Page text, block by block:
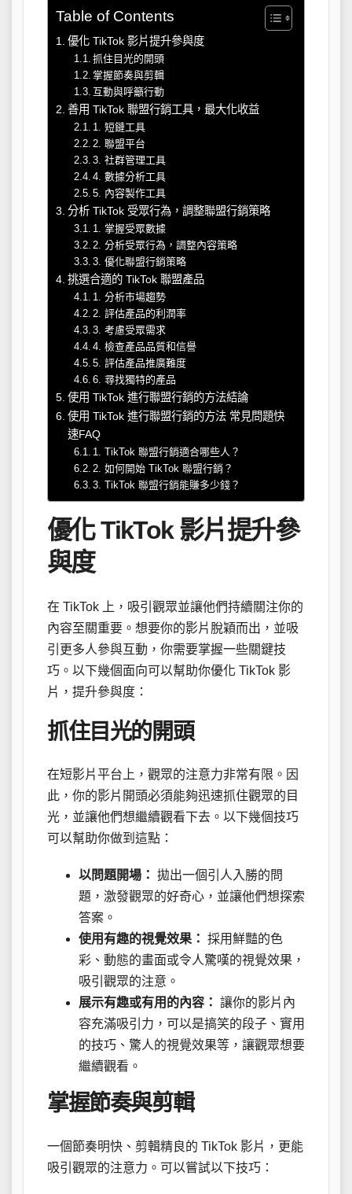
Table of Contents
優化 TikTok 影片提升參與度
抓住目光的開頭
掌握節奏與剪輯
互動與呼籲行動
善用 TikTok 聯盟行銷工具，最大化收益
1. 短鏈工具
2. 聯盟平台
3. 社群管理工具
4. 數據分析工具
5. 內容製作工具
分析 TikTok 受眾行為，調整聯盟行銷策略
1. 掌握受眾數據
2. 分析受眾行為，調整內容策略
3. 優化聯盟行銷策略
挑選合適的 TikTok 聯盟產品
1. 分析市場趨勢
2. 評估產品的利潤率
3. 考慮受眾需求
4. 檢查產品品質和信譽
5. 評估產品推廣難度
6. 尋找獨特的產品
使用 TikTok 進行聯盟行銷的方法結論
使用 TikTok 進行聯盟行銷的方法 常見問題快
速FAQ
1. TikTok 聯盟行銷適合哪些人？
2. 如何開始 TikTok 聯盟行銷？
3. TikTok 聯盟行銷能賺多少錢？
優化 TikTok 影片提升參
與度
在 TikTok 上，吸引觀眾並讓他們持續關注你的
內容至關重要。想要你的影片脫穎而出，並吸
引更多人參與互動，你需要掌握一些關鍵技
巧。以下幾個面向可以幫助你優化 TikTok 影
片，提升參與度：
抓住目光的開頭
在短影片平台上，觀眾的注意力非常有限。因
此，你的影片開頭必須能夠迅速抓住觀眾的目
光，並讓他們想繼續觀看下去。以下幾個技巧
可以幫助你做到這點：
以問題開場： 拋出一個引人入勝的問
題，激發觀眾的好奇心，並讓他們想探索
答案。
使用有趣的視覺效果： 採用鮮豔的色
彩、動態的畫面或令人驚嘆的視覺效果，
吸引觀眾的注意。
展示有趣或有用的內容： 讓你的影片內
容充滿吸引力，可以是搞笑的段子、實用
的技巧、驚人的視覺效果等，讓觀眾想要
繼續觀看。
掌握節奏與剪輯
一個節奏明快、剪輯精良的 TikTok 影片，更能
吸引觀眾的注意力。可以嘗試以下技巧：